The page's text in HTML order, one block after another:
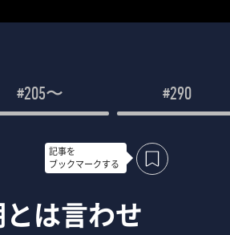
#205〜 #290
記事を
ブックマークする
は言わせ